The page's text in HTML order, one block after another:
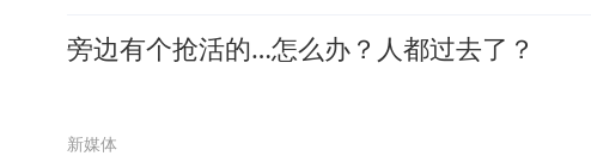
旁边有个抢活的…怎么办？人都过去了？
新媒体